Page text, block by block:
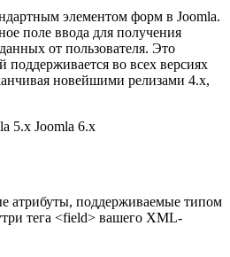
элементом форм в Joomla.
поле ввода для получения
от пользователя. Это
поддерживается во всех версиях
новейшими релизами 4.x,
5.x Joomla 6.x
атрибуты, поддерживаемые типом
тега <field> вашего XML-